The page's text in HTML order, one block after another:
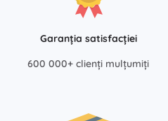
Garanția satisfacției
600 000+ clienți mulțumiți